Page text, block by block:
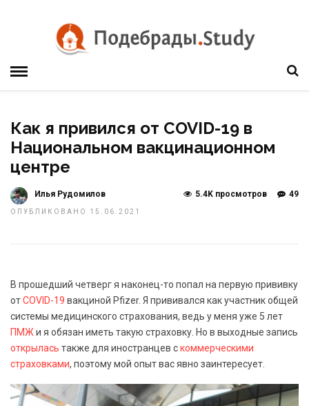
Как я привился от COVID-19 в
Национальном вакцинационном
центре
Илья Рудомилов
ОПУБЛИКОВАНО 15.06.2021
49
5.4K просмотров
В прошедший четверг я наконец-то попал на первую прививку
отCOVID-19 вакциной Pfizer. Я прививался как участник общей
системы медицинского страхования, ведь у меня уже 5 лет
ПМЖ и я обязан иметь такую страховку. Но в выходные запись
открылась также для иностранцев скоммерческими
страховками, поэтому мой опыт вас явно заинтересует.